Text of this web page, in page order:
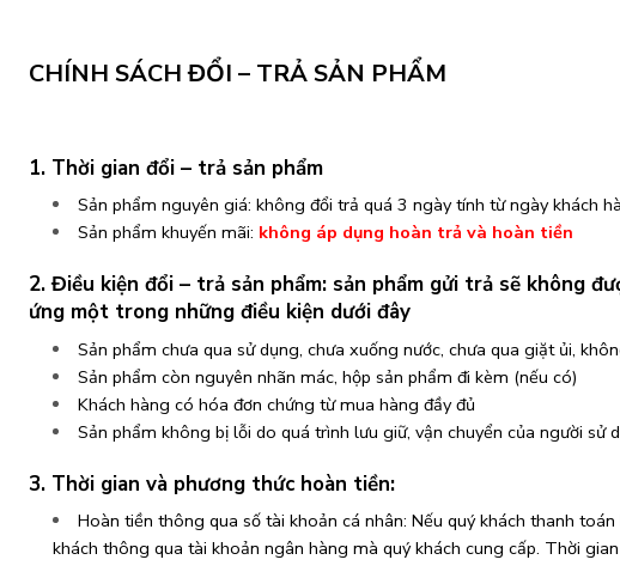
CHÍNH SÁCH ĐỔI – TRẢ SẢN PHẨM
1. Thời gian đổi – trả sản phẩm
Sản phẩm nguyên giá: không đổi trả quá 3 ngày tính từ ngày khách
Sản phẩm khuyến mãi: không áp dụng hoàn trả và hoàn tiền
2. Điều kiện đổi – trả sản phẩm: sản phẩm gửi trả sẽ không
ứng một trong những điều kiện dưới đây
Sản phẩm chưa qua sử dụng, chưa xuống nước, chưa qua giặt ủi,
Sản phẩm còn nguyên nhãn mác, hộp sản phẩm đi kèm (nếu có)
Khách hàng có hóa đơn chứng từ mua hàng đầy đủ
Sản phẩm không bị lỗi do quá trình lưu giữ, vận chuyển của người sử
3. Thời gian và phương thức hoàn tiền:
Hoàn tiền thông qua số tài khoản cá nhân: Nếu quý khách thanh
khách thông qua tài khoản ngân hàng mà quý khách cung cấp. Thời